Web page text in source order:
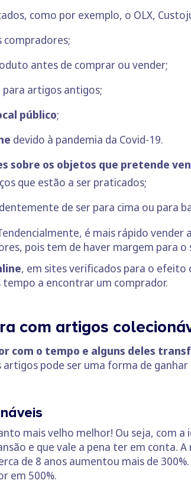
como por exemplo, o OLX,
compradores;
antes de comprar ou vender;
para artigos antigos;
público;
devido à pandemia da Covid-19.
sobre os objetos que pretende
que estão a ser praticados;
de ser para cima ou para
é mais rápido vender
pois tem de haver margem para o
, em sites verificados para o
a encontrar um comprador.
com artigos
com o tempo e alguns deles
artigos pode ser uma forma de
mais velho melhor! Ou seja, com
e que vale a pena ter em conta.
de 8 anos aumentou mais de
em 500%.